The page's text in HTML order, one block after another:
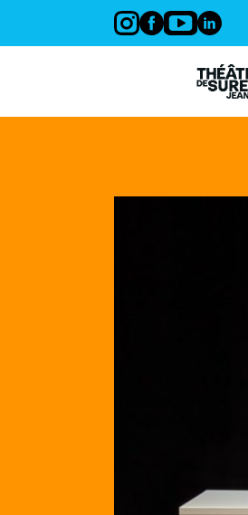
Panneau de gestion des cookies